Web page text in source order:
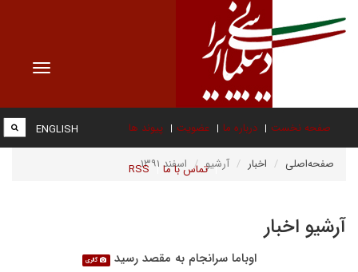
Toggle
صفحه نخست درباره ما عضویت پیوند ها
تماس با ما RSS
ENGLISH
صفحه‌اصلی اخبار آرشیو اسفند ۱۳۹۱
آرشیو اخبار
اوباما سرانجام به مقصد رسید گالری